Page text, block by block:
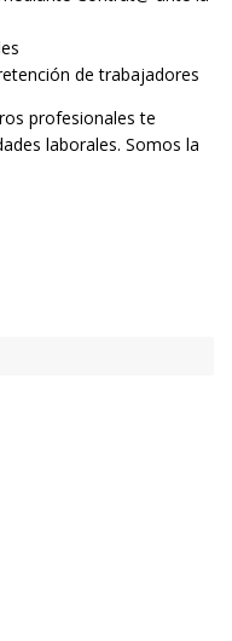
de trabajadores
profesionales te
laborales. Somos la